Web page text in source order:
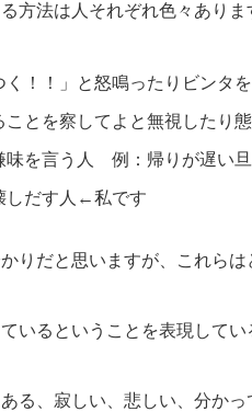
方法は人それぞれ色々ありま
く！！」と怒鳴ったりビンタ
ことを察してよと無視したり
味を言う人 例：帰りが遅い
しだす人←私です
りだと思いますが、これら
いるということを表現して
る、寂しい、悲しい、分か